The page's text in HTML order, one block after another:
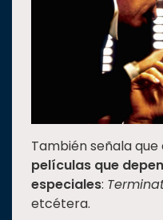
También señala que
películas que
especiales:
etcétera.